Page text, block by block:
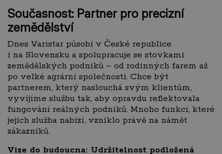
Současnost: Partner pro precizní
zemědělství
Dnes Varistar působí v České republice
i na Slovensku a spolupracuje se stovkami
zemědělských podniků – od rodinných farem až
po velké agrární společnosti. Chce být
partnerem, který naslouchá svým klientům,
vyvíjíme službu tak, aby opravdu reflektovala
fungování reálných podniků. Mnoho funkcí, které
jejich služba nabízí, vzniklo právě na námět
zákazníků.
Vize do budoucna: Udržitelnost podložená